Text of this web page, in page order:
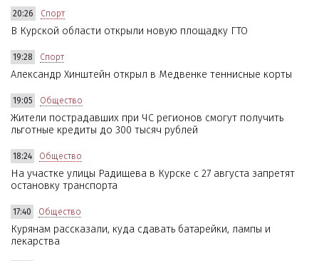
20:26 Спорт
В Курской области открыли новую площадку ГТО
19:28 Спорт
Александр Хинштейн открыл в Медвенке теннисные корты
19:05 Общество
Жители пострадавших при ЧС регионов смогут получить
льготные кредиты до 300 тысяч рублей
18:24 Общество
На участке улицы Радищева в Курске с 27 августа запретят
остановку транспорта
17:40 Общество
Курянам рассказали, куда сдавать батарейки, лампы и
лекарства